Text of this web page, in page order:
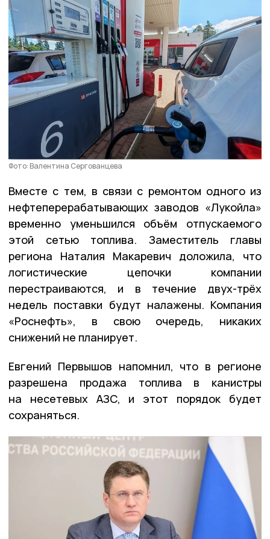
Фото: Валентина Сергованцева
Вместе с тем, в связи с ремонтом одного из
нефтеперерабатывающих заводов «Лукойла»
временно уменьшился объём отпускаемого
этой сетью топлива. Заместитель главы
региона Наталия Макаревич доложила, что
логистические цепочки компании
перестраиваются, и в течение двух-трёх
недель поставки будут налажены. Компания
«Роснефть», в свою очередь, никаких
снижений не планирует.
Евгений Первышов напомнил, что в регионе
разрешена продажа топлива в канистры
на несетевых АЗС, и этот порядок будет
сохраняться.